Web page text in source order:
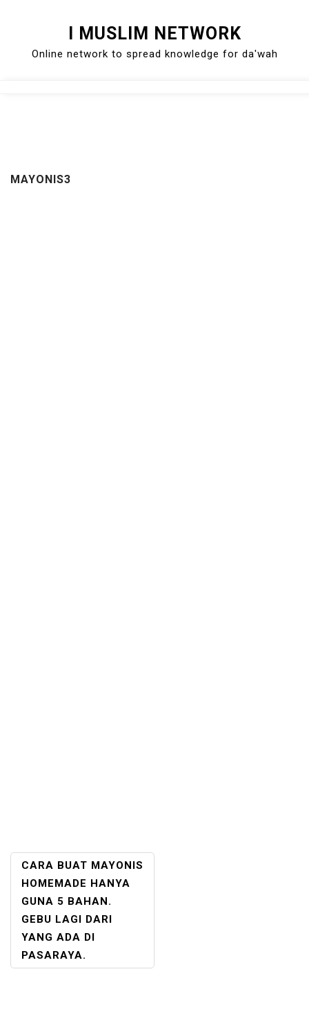
content
I MUSLIM NETWORK
Online network to spread knowledge for da'wah
MAYONIS3
POST
NAVIGATION
CARA BUAT MAYONIS
HOMEMADE HANYA
GUNA 5 BAHAN.
GEBU LAGI DARI
YANG ADA DI
PASARAYA.